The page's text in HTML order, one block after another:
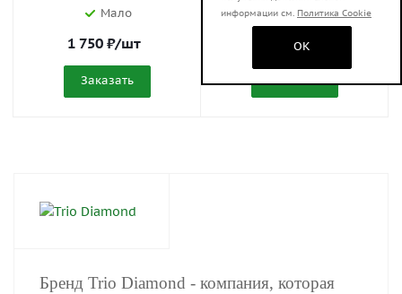
Мало
1 750 ₽/шт
Заказать
Достаточно
₽/шт
Заказать
Бренд Trio Diamond - компания, которая
информации см. Политика Cookie
OK